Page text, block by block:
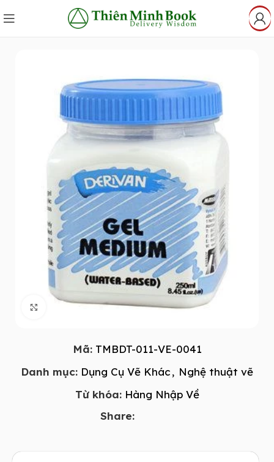
Click to enlarge
Mã: TMBDT-011-VE-0041
Danh mục: Dụng Cụ Vẽ Khác, Nghệ thuật vẽ
Từ khóa: Hàng Nhập Về
Share: